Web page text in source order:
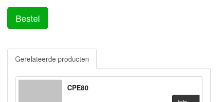
Bestel
Gerelateerde producten
CPE80